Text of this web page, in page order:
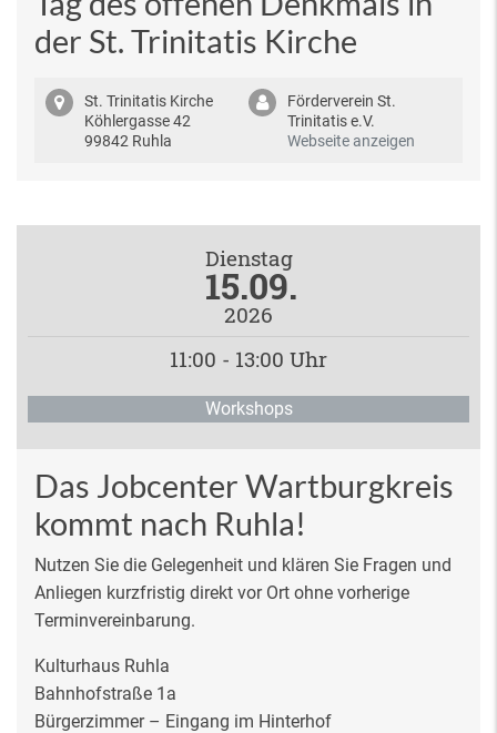
der St. Trinitatis Kirche
St. Trinitatis Kirche
Köhlergasse 42
99842 Ruhla
Förderverein St.
Trinitatis e.V.
Webseite anzeigen
Dienstag
15.09.
2026
11:00 - 13:00 Uhr
Workshops
Das Jobcenter Wartburgkreis
kommt nach Ruhla!
Nutzen Sie die Gelegenheit und klären Sie Fragen und
Anliegen kurzfristig direkt vor Ort ohne vorherige
Terminvereinbarung.
Kulturhaus Ruhla
Bahnhofstraße 1a
Bürgerzimmer – Eingang im Hinterhof